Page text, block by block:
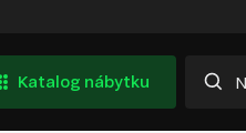
Katalog nábytku